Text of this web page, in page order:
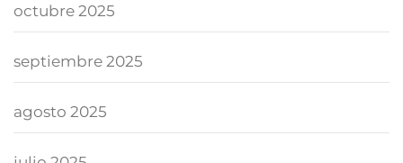
octubre 2025
septiembre 2025
agosto 2025